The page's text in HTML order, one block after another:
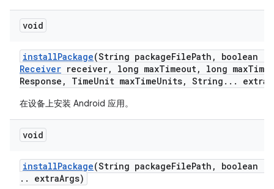
void
installPackage(String packageFilePath ,
boolean
Receiver receiver, long maxTimeout, long maxTime
Response , TimeUnit maxTimeUnits, String . . . extra
在设备上安装 Android 应用。
void
installPackage(String packageFilePath ,
boolean
. . extraArgs)